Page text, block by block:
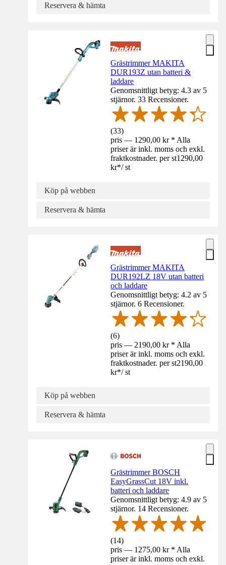
Reservera & hämta
Grästrimmer MAKITA
DUR193Z utan batteri &
laddare
Genomsnittligt betyg: 4.3 av 5
stjärnor. 33 Recensioner.
(33)
pris — 1290,00 kr * Alla
priser är inkl. moms och exkl.
fraktkostnader. per st1290,00
kr*/ st
Köp på webben
Reservera & hämta
Grästrimmer MAKITA
DUR192LZ 18V utan batteri
och laddare
Genomsnittligt betyg: 4.2 av 5
stjärnor. 6 Recensioner.
(6)
pris — 2190,00 kr * Alla
priser är inkl. moms och exkl.
fraktkostnader. per st2190,00
kr*/ st
Köp på webben
Reservera & hämta
Grästrimmer BOSCH
EasyGrassCut 18V inkl.
batteri och laddare
Genomsnittligt betyg: 4.9 av 5
stjärnor. 14 Recensioner.
(14)
pris — 1275,00 kr * Alla
priser är inkl. moms och exkl.